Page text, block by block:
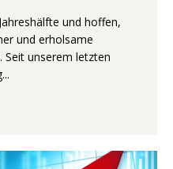
und hoffen,
und erholsame
Seit unserem letzten